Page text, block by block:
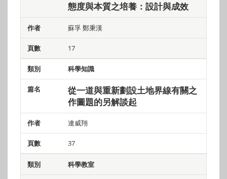
態度與本質之培養：設計與成效
蘇孚 鄭秉漢
17
科學知識
從一道與重新劃設土地界線有關之
作圖題的另解談起
連威翔
37
科學教室